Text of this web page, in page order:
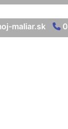
maliar.sk